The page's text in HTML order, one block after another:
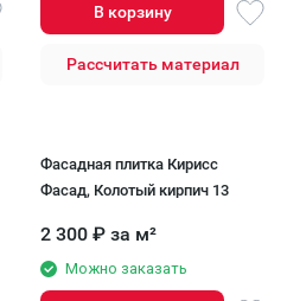
В корзину
Рассчитать материал
Фасадная плитка Кирисс
Фасад, Колотый кирпич 13
2 300 ₽ за м²
Можно заказать